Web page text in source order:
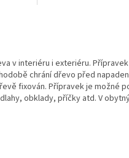
v interiéru i exteriéru.
chrání dřevo před
fixován. Přípravek je možné
obklady, příčky atd. V